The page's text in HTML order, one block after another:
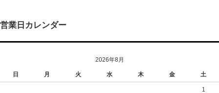
営業日カレンダー
2026年8月
日 月 火 水 木 金 土
1